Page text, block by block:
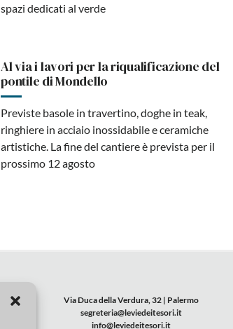
spazi dedicati al verde
Al via i lavori per la riqualificazione del
pontile di Mondello
Previste basole in travertino, doghe in teak,
ringhiere in acciaio inossidabile e ceramiche
artistiche. La fine del cantiere è prevista per il
prossimo 12 agosto
Via Duca della Verdura, 32 | Palermo
segreteria@leviedeitesori.it
info@leviedeitesori.it